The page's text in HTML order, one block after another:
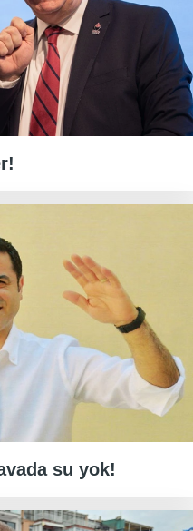
su yok!